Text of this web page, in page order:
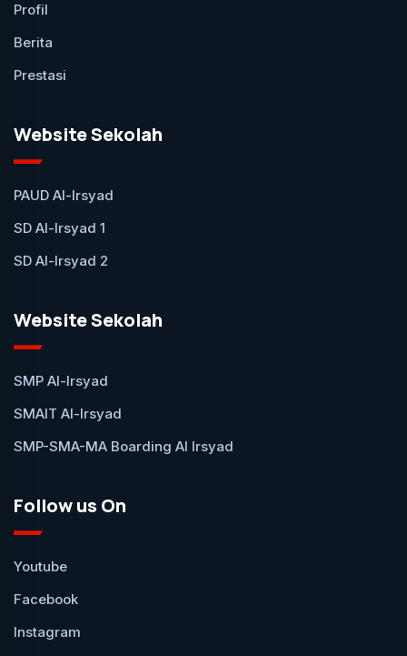
Profil
Berita
Prestasi
Website Sekolah
PAUD Al-Irsyad
SD Al-Irsyad 1
SD Al-Irsyad 2
Website Sekolah
SMP Al-Irsyad
SMAIT Al-Irsyad
SMP-SMA-MA Boarding Al Irsyad
Follow us On
Youtube
Facebook
Instagram